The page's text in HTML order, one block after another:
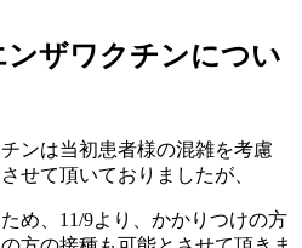
ザワクチンについ
ンは当初患者様の混雑を考慮
せて頂いておりましたが、
め、11/9より、かかりつけの方